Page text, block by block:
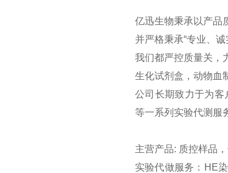
亿迅生物秉承以产品
并严格秉承“专业、
我们都严控质量关，
生化试剂盒，动物血
公司长期致力于为客
等一系列实验代测服
主营产品: 质控样品
实验代做服务：HE